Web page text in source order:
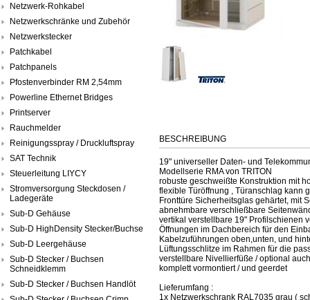
Netzwerk-Rohkabel
Netzwerkschränke und Zubehör
Netzwerkstecker
Patchkabel
Patchpanels
Pfostenverbinder RM 2,54mm
Powerline Ethernet Bridges
Printserver
Rauchmelder
Reinigungsspray / Druckluftspray
SAT Technik
Steuerleitung LIYCY
Stromversorgung Steckdosen /
Ladegeräte
Sub-D Gehäuse
Sub-D HighDensity Stecker/Buchse
Sub-D Leergehäuse
Sub-D Stecker / Buchsen
Schneidklemm
Sub-D Stecker / Buchsen Handlöt
BESCHREIBUNG
19" universeller Daten- und
Modellserie RMA von TRITON
robuste geschweißte Konstruktion mit
flexible Türöffnung , Türanschlag kann
Fronttüre Sicherheitsglas gehärtet, mit
abnehmbare verschließbare
vertikal verstellbare 19" Profilschienen
Öffnungen im Dachbereich für den
Kabelzuführungen oben,unten, und
Lüftungsschlitze im Rahmen für die
verstellbare Nivellierfüße / optional
komplett vormontiert / und geerdet
Lieferumfang :
1x Netzwerkschrank RAL7035 grau (